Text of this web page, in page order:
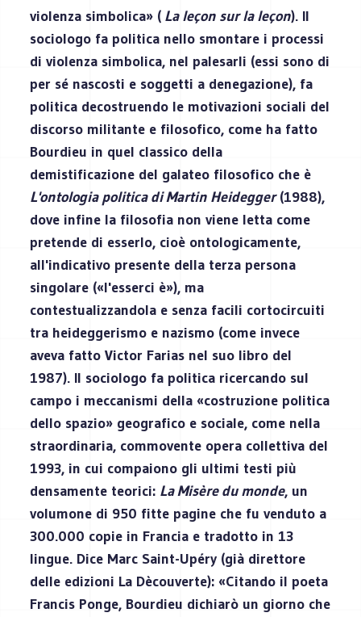
violenza simbolica» ( La leçon sur la leçon). Il
sociologo fa politica nello smontare i processi
di violenza simbolica, nel palesarli (essi sono di
per sé nascosti e soggetti a denegazione), fa
politica decostruendo le motivazioni sociali del
discorso militante e filosofico, come ha fatto
Bourdieu in quel classico della
demistificazione del galateo filosofico che è
L'ontologia politica di Martin Heidegger(1988),
dove infine la filosofia non viene letta come
pretende di esserlo, cioè ontologicamente,
all'indicativo presente della terza persona
singolare («l'esserci è»), ma
contestualizzandola e senza facili cortocircuiti
tra heideggerismo e nazismo (come invece
aveva fatto Victor Farias nel suo libro del
1987). Il sociologo fa politica ricercando sul
campo i meccanismi della «costruzione politica
dello spazio» geografico e sociale, come nella
straordinaria, commovente opera collettiva del
1993, in cui compaiono gli ultimi testi più
densamente teorici: La Misère du monde, un
volumone di 950 fitte pagine che fu venduto a
300.000 copie in Francia e tradotto in 13
lingue. Dice Marc Saint-Upéry (già direttore
delle edizioni La Dècouverte): «Citando il poeta
Francis Ponge, Bourdieu dichiarò un giorno che